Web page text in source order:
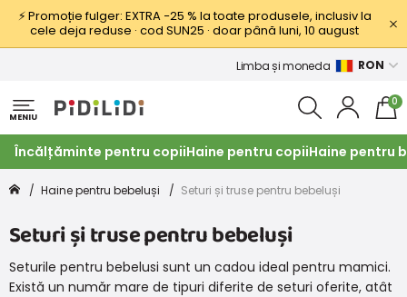
⚡ Promoție fulger: EXTRA −25 % la toate produsele, inclusiv la
cele deja reduse · cod SUN25 · doar până luni, 10 august
Limba și moneda RON
MENIU
0
Încălțăminte pentru copiiHaine pentru copiiHaine pentru
Haine pentru bebeluși Seturi și truse pentru bebeluși
Seturi și truse pentru bebeluși
Seturile pentru bebelusi sunt un cadou ideal pentru mamici.
Există un număr mare de tipuri diferite de seturi oferite, atât